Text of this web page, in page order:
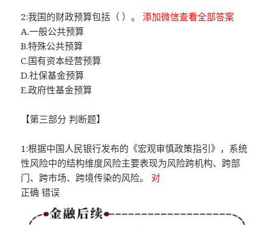
2:我国的财政预算包括（ ）。添加微信查看全部答案
A.一般公共预算
B.特殊公共预算
C.国有资本经营预算
D.社保基金预算
E.政府性基金预算
【第三部分 判断题】
1:根据中国人民银行发布的《宏观审慎政策指引》，系统
性风险中的结构维度风险主要表现为风险跨机构、跨部
门、跨市场、跨境传染的风险。 对
正确 错误